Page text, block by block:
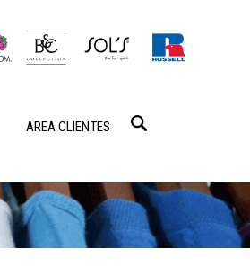
AREA CLIENTES